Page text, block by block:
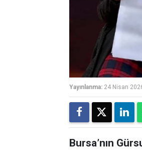
Yayınlanma: 24 Nisan
Bursa’nın